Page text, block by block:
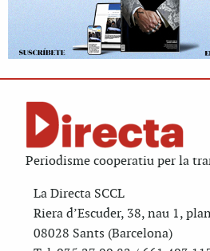
Periodisme cooperatiu per la
La Directa SCCL
Riera d’Escuder, 38, nau 1,
08028 Sants (Barcelona)